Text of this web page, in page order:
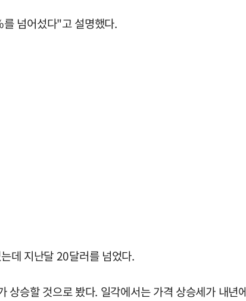
넘어섰다"고 설명했다.
데 지난달 20달러를 넘었다.
승할 것으로 봤다. 일각에서는 가격 상승세가 내년